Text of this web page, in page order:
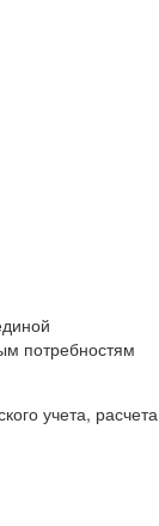
потребностям
учета, расчета